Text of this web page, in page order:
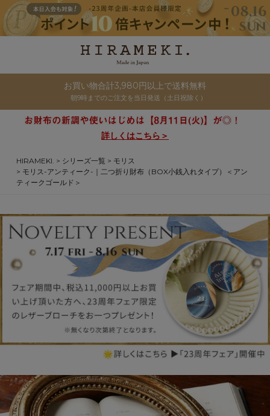
お買い物合計3,980円以上で送料無料
朝9時までのご注文を当日発送（土日祝除く）
詳しくはこちら＞
HIRAMEKI. シリーズ一覧
モリス
モリス-アンティーク-｜二つ折り財布（BOX小銭入れタイプ）＜アン
ティークゴールド＞